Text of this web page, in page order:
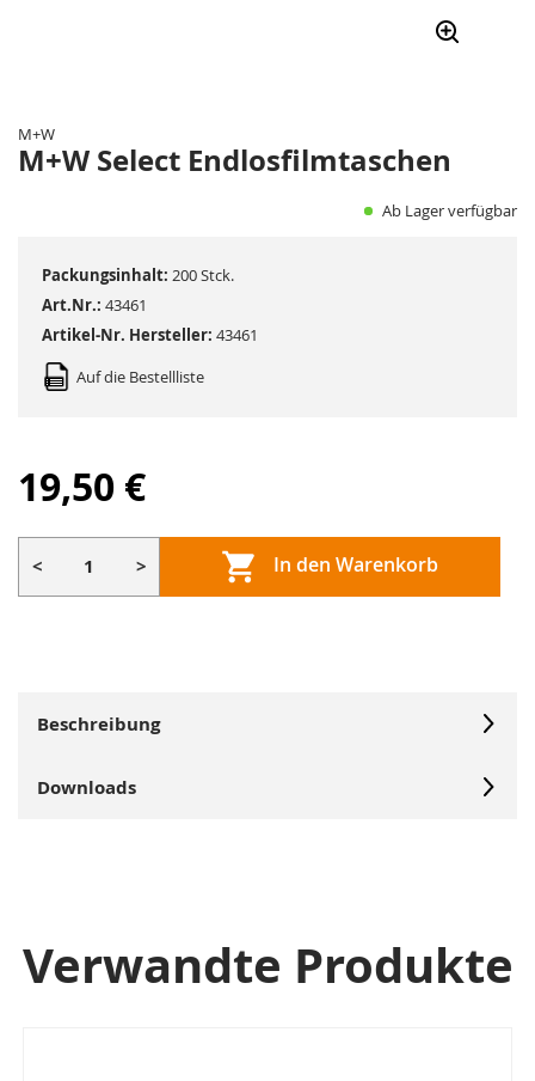
Bildergalerie
springen
M+W
M+W Select Endlosfilmtaschen
Ab Lager verfügbar
Art.Nr.: 43461
Auf die Bestellliste
Artikel-Nr. Hersteller: 43461
Packungsinhalt: 200 Stck.
19,50 €
< > In den Warenkorb
Beschreibung
Downloads
Verwandte Produkte